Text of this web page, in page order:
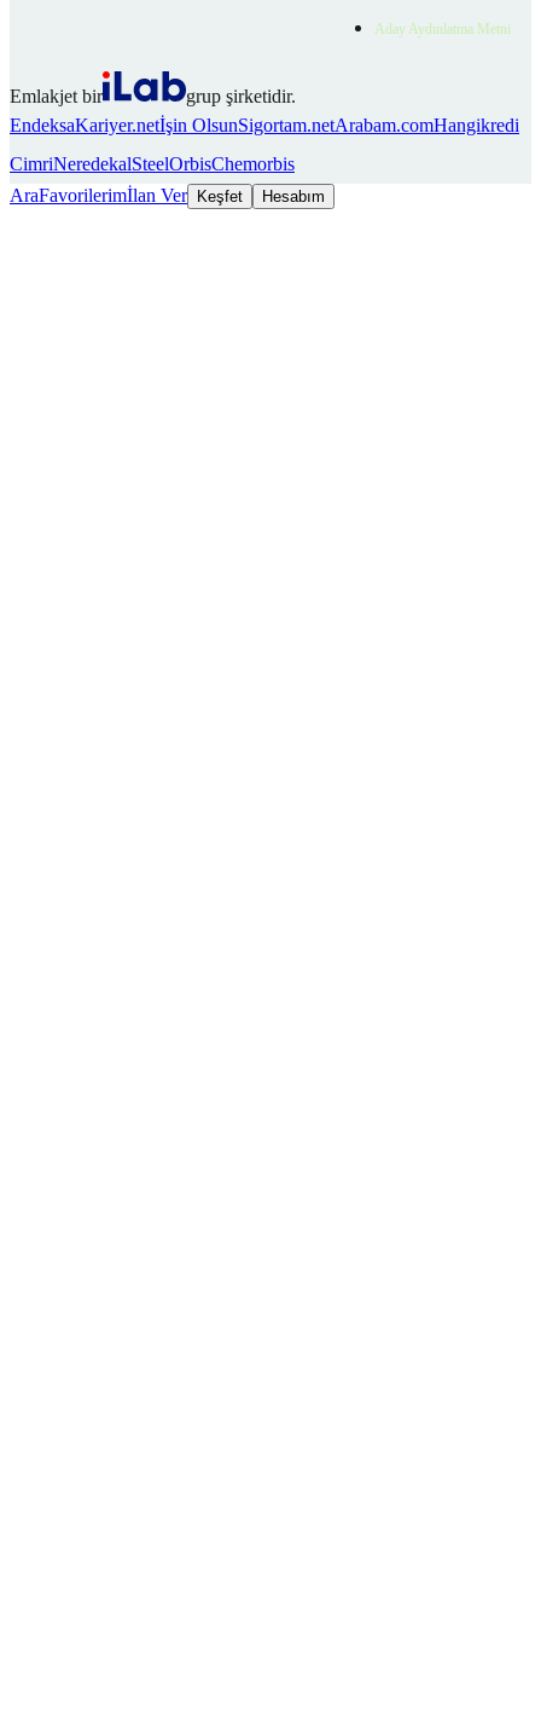
Aday Aydınlatma Metni
Emlakjet bir
grup şirketidir.
EndeksaKariyer.netİşin OlsunSigortam.netArabam.comHangikredi
CimriNeredekalSteelOrbisChemorbis
AraFavorilerimİlan Ver Keşfet Hesabım